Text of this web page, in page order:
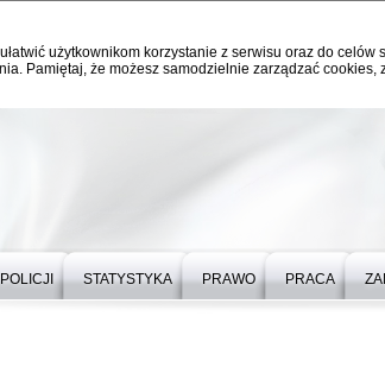
użytkownikom korzystanie z serwisu oraz do
Pamiętaj, że możesz samodzielnie zarządzać
STATYSTYKA PRAWO PRACA